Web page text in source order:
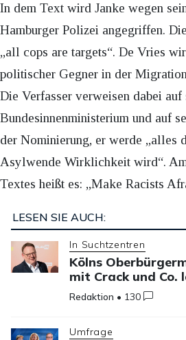
In dem Text wird Janke wegen
Hamburger Polizei angegriffen.
„all cops are targets“. De Vries
politischer Gegner in der
Die Verfasser verweisen dabei
Bundesinnenministerium und auf
der Nominierung, er werde „alles
Asylwende Wirklichkeit wird“.
Textes heißt es: „Make Racists
LESEN SIE AUCH:
In Suchtzentren
Kölns
mit Crack und Co.
Redaktion • 130
Umfrage